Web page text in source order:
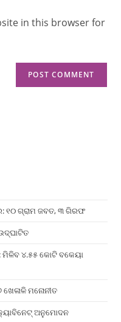
in this browser for
୧୦ ଗ୍ରାମ ଜବତ, ୩ ଗିରଫ
ମିଳିବ ୪.୫୫ କୋଟି ବକେୟା
ମନୋନୀତ
ଅନୁମୋଦନ